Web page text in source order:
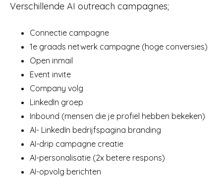
Verschillende AI outreach campagnes;
Connectie campagne
1e graads netwerk campagne (hoge conversies)
Open inmail
Event invite
Company volg
LinkedIn groep
Inbound (mensen die je profiel hebben bekeken)
AI- LinkedIn bedrijfspagina branding
AI-drip campagne creatie
AI-personalisatie (2x betere respons)
AI-opvolg berichten